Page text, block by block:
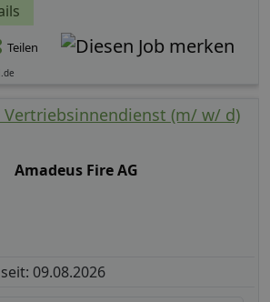
Teilen
(m/ w/ d)
Amadeus Fire AG
09.08.2026